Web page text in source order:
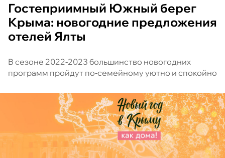
Гостеприимный Южный берег
Крыма: новогодние предложения
отелей Ялты
В сезоне 2022-2023 большинство новогодних
программ пройдут по-семейному уютно и спокойно